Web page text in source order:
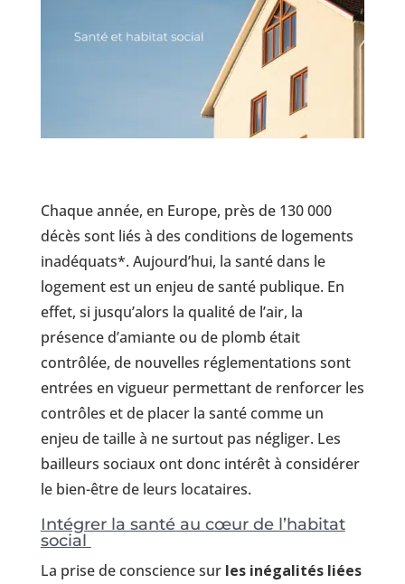
Chaque année, en Europe, près de 130 000
décès sont liés à des conditions de logements
inadéquats*. Aujourd’hui, la santé dans le
logement est un enjeu de santé publique. En
effet, si jusqu’alors la qualité de l’air, la
présence d’amiante ou de plomb était
contrôlée, de nouvelles réglementations sont
entrées en vigueur permettant de renforcer les
contrôles et de placer la santé comme un
enjeu de taille à ne surtout pas négliger. Les
bailleurs sociaux ont donc intérêt à considérer
le bien-être de leurs locataires.
Intégrer la santé au cœur de l’habitat
social
La prise de conscience sur les inégalités liées